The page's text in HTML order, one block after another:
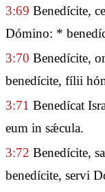
3:69 Benedícite,
Dómino: *
3:70 Benedícite,
benedícite, fílii
3:71 Benedícat
eum in sǽcula.
3:72 Benedícite,
benedícite, servi